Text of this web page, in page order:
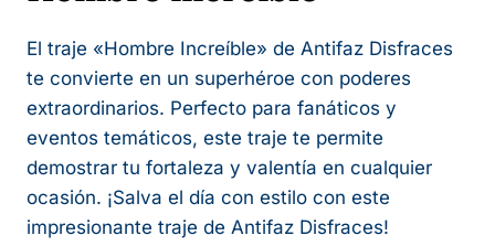
El traje «Hombre Increíble» de Antifaz Disfraces
te convierte en un superhéroe con poderes
extraordinarios. Perfecto para fanáticos y
eventos temáticos, este traje te permite
demostrar tu fortaleza y valentía en cualquier
ocasión. ¡Salva el día con estilo con este
impresionante traje de Antifaz Disfraces!